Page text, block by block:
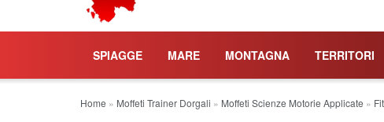
SPIAGGE MARE MONTAGNA TERRITORI
Home » Moffeti Trainer Dorgali » Moffeti Scienze Motorie Applicate »